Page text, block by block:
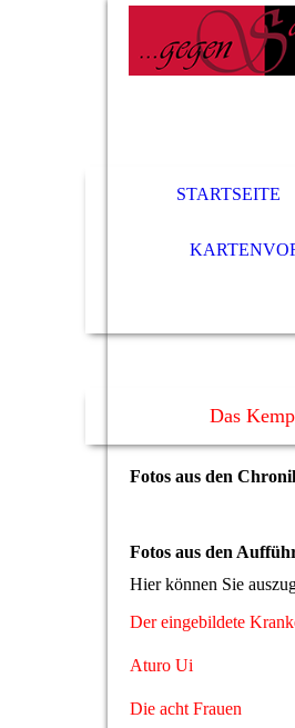
STARTSEITE
Das
Fotos aus den
Fotos aus den
Hier können Sie
Der eingebildete
Aturo Ui
Die acht Frauen